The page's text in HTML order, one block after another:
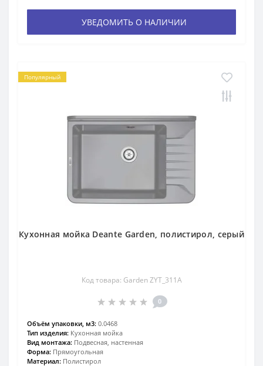
УВЕДОМИТЬ О НАЛИЧИИ
Популярный
Кухонная мойка Deante Garden, полистирол, серый
Код товара: Garden ZYT_311A
0
Объём упаковки, м3: 0.0468
Тип изделия: Кухонная мойка
Вид монтажа: Подвесная, настенная
Форма: Прямоугольная
Материал: Полистирол